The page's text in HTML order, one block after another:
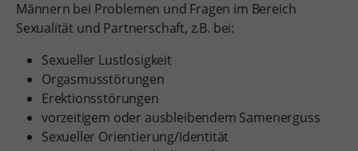
Männern bei Problemen und Fragen im Bereich
Sexualität und Partnerschaft, z.B. bei:
Sexueller Lustlosigkeit
Orgasmusstörungen
Erektionsstörungen
vorzeitigem oder ausbleibendem Samenerguss
Sexueller Orientierung/Identität